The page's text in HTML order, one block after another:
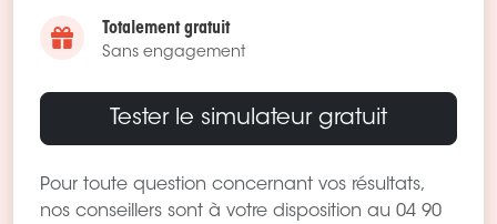
Totalement gratuit
Sans engagement
Tester le simulateur gratuit
Pour toute question concernant vos résultats,
nos conseillers sont à votre disposition au 04 90